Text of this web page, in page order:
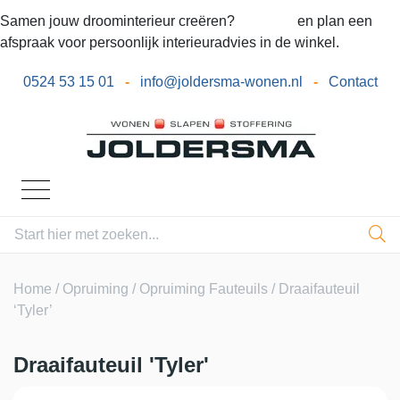
Samen jouw droominterieur creëren?
en plan een
afspraak voor persoonlijk interieuradvies in de winkel.
0524 53 15 01 - info@joldersma-wonen.nl - Contact
Home / Opruiming / Opruiming Fauteuils / Draaifauteuil
‘Tyler’
Draaifauteuil 'Tyler'